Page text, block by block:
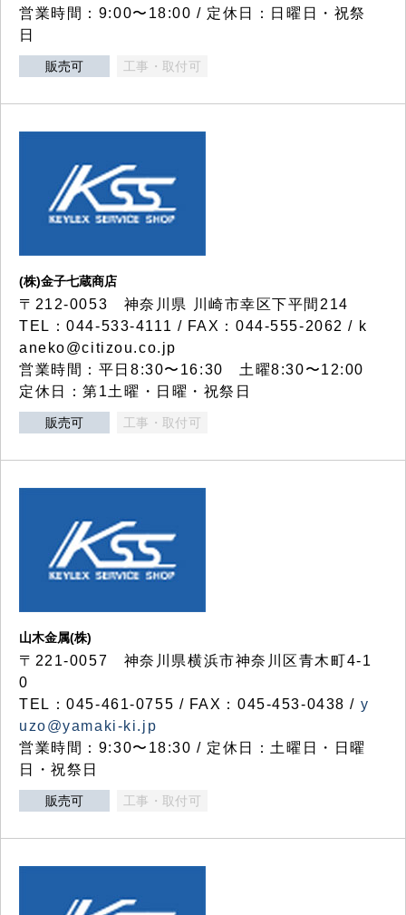
営業時間：9:00〜18:00 / 定休日：日曜日・祝祭
日
販売可 工事・取付可
(株)金子七蔵商店
〒212-0053 神奈川県 川崎市幸区下平間214
TEL：044-533-4111 / FAX：044-555-2062 / k
aneko@citizou.co.jp
営業時間：平日8:30〜16:30 土曜8:30〜12:00
定休日：第1土曜・日曜・祝祭日
販売可 工事・取付可
山木金属(株)
〒221-0057 神奈川県横浜市神奈川区青木町4-1
0
TEL：045-461-0755 / FAX：045-453-0438 / y
uzo@yamaki-ki.jp
営業時間：9:30〜18:30 / 定休日：土曜日・日曜
日・祝祭日
販売可 工事・取付可